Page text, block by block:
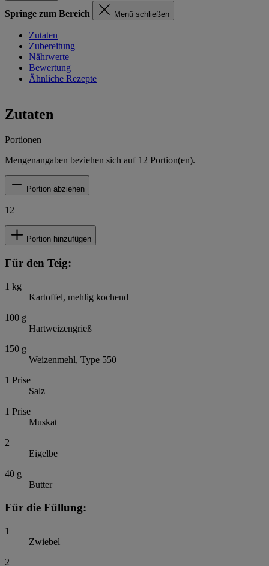
Springe zum Bereich Menü schließen
Zutaten
Zubereitung
Nährwerte
Bewertung
Ähnliche Rezepte
Zutaten
Portionen
Mengenangaben beziehen sich auf 12 Portion(en).
Portion abziehen
12
Portion hinzufügen
Für den Teig:
1 kg
Kartoffel, mehlig kochend
100 g
Hartweizengrieß
150 g
Weizenmehl, Type 550
1 Prise
Salz
1 Prise
Muskat
2
Eigelbe
40 g
Butter
Für die Füllung:
1
Zwiebel
2